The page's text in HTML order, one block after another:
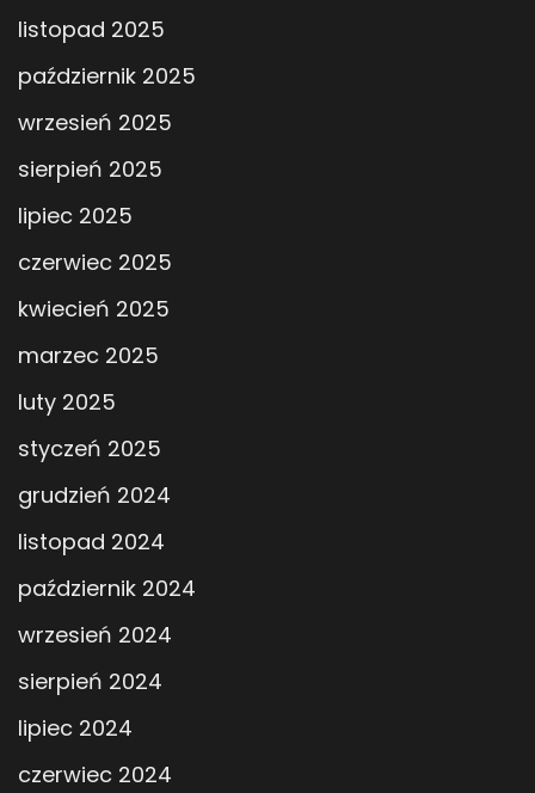
listopad 2025
październik 2025
wrzesień 2025
sierpień 2025
lipiec 2025
czerwiec 2025
kwiecień 2025
marzec 2025
luty 2025
styczeń 2025
grudzień 2024
listopad 2024
październik 2024
wrzesień 2024
sierpień 2024
lipiec 2024
czerwiec 2024